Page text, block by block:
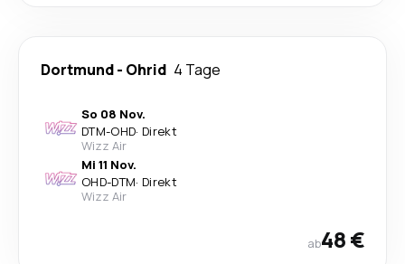
Dortmund- Ohrid 4 Tage
So 08 Nov.
DTM-OHD· Direkt
Wizz Air
Mi 11 Nov.
OHD-DTM· Direkt
Wizz Air
ab48 €